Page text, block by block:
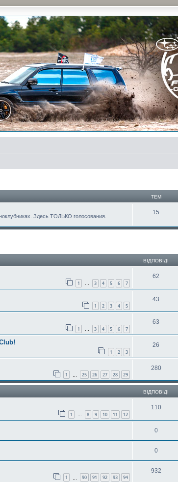
встречи, скидки от партнеров и просто много общения
ТЕМ
Здесь ТОЛЬКО голосования.
15
ВІДПОВІДІ
1 … 3 4 5 6 7
62
1 2 3 4 5
43
1 … 3 4 5 6 7
63
1 2 3
26
1 25 26 27 28 29
280
ВІДПОВІДІ
1 … 8 9 10 11 12
110
0
0
1 90 91 92 93 94
932